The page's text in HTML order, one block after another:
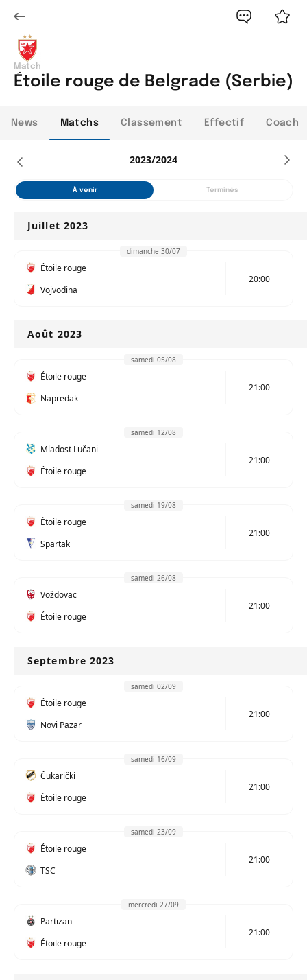
Match
Étoile rouge de Belgrade (Serbie)
News Matchs Classement Effectif Coach
2023/2024
À venir Terminés
Juillet 2023
dimanche 30/07
Étoile rouge
Vojvodina
20:00
Août 2023
samedi 05/08
Étoile rouge
Napredak
21:00
samedi 12/08
Mladost Lučani
Étoile rouge
21:00
samedi 19/08
Étoile rouge
Spartak
21:00
samedi 26/08
Voždovac
Étoile rouge
21:00
Septembre 2023
samedi 02/09
Étoile rouge
Novi Pazar
21:00
samedi 16/09
Čukarički
Étoile rouge
21:00
samedi 23/09
Étoile rouge
TSC
21:00
mercredi 27/09
Partizan
Étoile rouge
21:00